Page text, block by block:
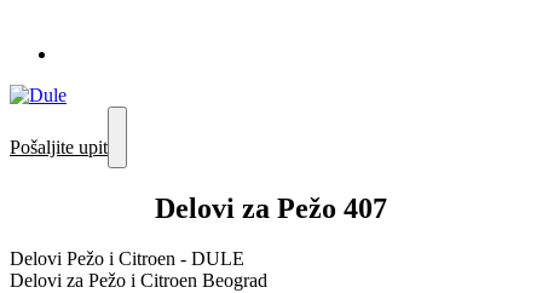
Pošaljite upit
Delovi za Pežo 407
Delovi Pežo i Citroen - DULE
Delovi za Pežo i Citroen Beograd